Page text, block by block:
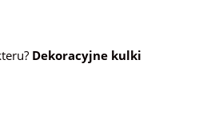
Dekoracyjne kulki